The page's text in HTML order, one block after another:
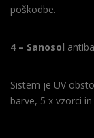
poškodbe.
4 – Sanosol
Sistem je UV
barve, 5 x vzorci